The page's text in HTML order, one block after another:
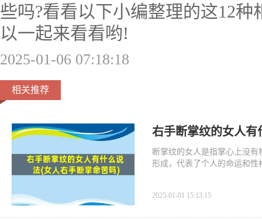
些吗?看看以下小编整理的这12
以一起来看看哟!
2025-01-06 07:18:18
相关推荐
右手断掌纹的女人
断掌纹的女人是指掌心上没
形成，代表了个人的命运和
2025-01-01 15:13:15